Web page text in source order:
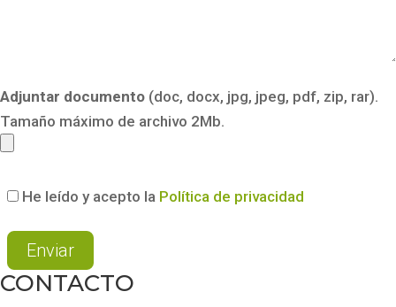
Adjuntar documento (doc, docx, jpg, jpeg, pdf, zip, rar).
Tamaño máximo de archivo 2Mb.
He leído y acepto la Política de privacidad
CONTACTO